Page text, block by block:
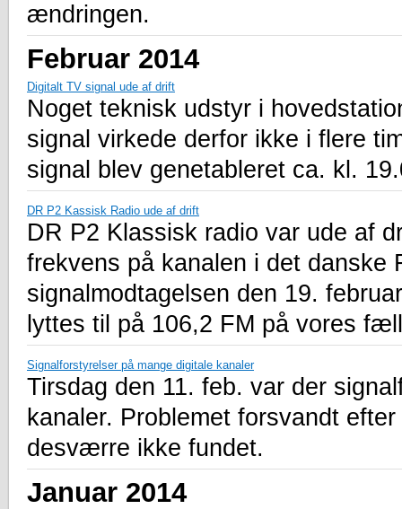
ændringen.
Februar 2014
Digitalt TV signal ude af drift
Noget teknisk udstyr i
signal virkede derfor ikke i flere
signal blev genetableret ca. kl.
DR P2 Kassisk Radio ude af drift
DR P2 Klassisk radio var ude af
frekvens på kanalen i det danske
signalmodtagelsen den 19.
lyttes til på 106,2 FM på vores
Signalforstyrelser på mange digitale kanaler
Tirsdag den 11. feb. var der
kanaler. Problemet forsvandt
desværre ikke fundet.
Januar 2014